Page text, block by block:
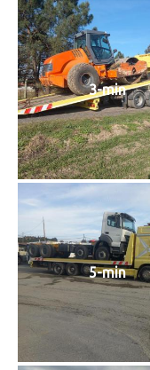
3-min
5-min